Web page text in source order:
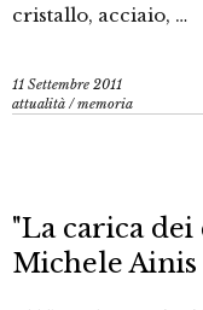
cristallo, acciaio, …
11 Settembre 2011
attualità /memoria
"La carica
Michele Ainis